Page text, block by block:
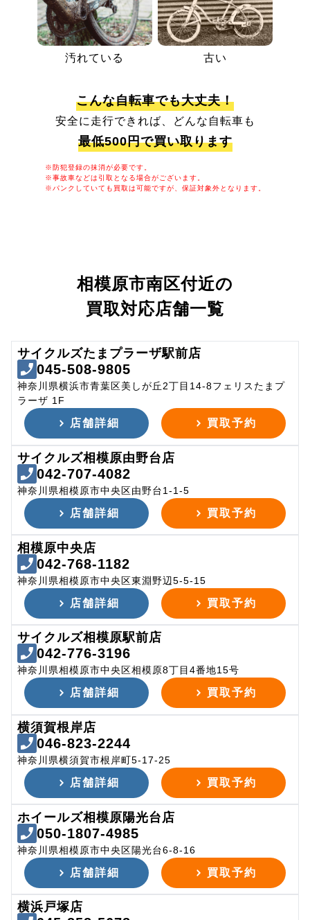
汚れている 古い
こんな自転車でも大丈夫！
安全に走行できれば、どんな自転車も
最低500円で買い取ります
※防犯登録の抹消が必要です。
※事故車などは引取となる場合がございます。
※パンクしていても買取は可能ですが、保証対象外となります。
相模原市南区付近の
買取対応店舗一覧
サイクルズたまプラーザ駅前店
045-508-9805
神奈川県横浜市青葉区美しが丘2丁目14-8フェリスたまプ
ラーザ 1F
店舗詳細 買取予約
サイクルズ相模原由野台店
042-707-4082
神奈川県相模原市中央区由野台1-1-5
店舗詳細 買取予約
相模原中央店
042-768-1182
神奈川県相模原市中央区東淵野辺5-5-15
店舗詳細 買取予約
サイクルズ相模原駅前店
042-776-3196
神奈川県相模原市中央区相模原8丁目4番地15号
店舗詳細 買取予約
横須賀根岸店
046-823-2244
神奈川県横須賀市根岸町5-17-25
店舗詳細 買取予約
ホイールズ相模原陽光台店
050-1807-4985
神奈川県相模原市中央区陽光台6-8-16
店舗詳細 買取予約
横浜戸塚店